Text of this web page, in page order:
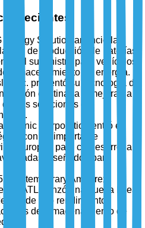
recientes
Energy Solution anunció la
de producción de baterías
el suministro para vehículos
almacenamiento de energía.
Inc. presentó su tecnología de
destinada a mejorar la
sus soluciones de
Corporation entró en
con un importante
europeo para co-desarrollar
diseñados para
Contemporary Amperex
(CATL) lanzó una nueva línea
litio de alto rendimiento
de almacenamiento de